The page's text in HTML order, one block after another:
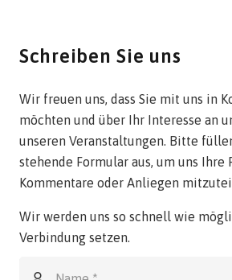
Schreiben Sie uns
Wir freuen uns, dass Sie mit uns in
möchten und über Ihr Interesse an
unseren Veranstaltungen. Bitte
stehende Formular aus, um uns Ihre
Kommentare oder Anliegen
Wir werden uns so schnell wie
Verbindung setzen.